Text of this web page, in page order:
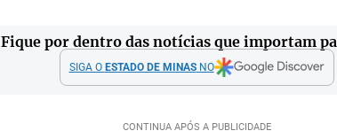
Fique por dentro das notícias que importam
SIGA O ESTADO DE MINASNO